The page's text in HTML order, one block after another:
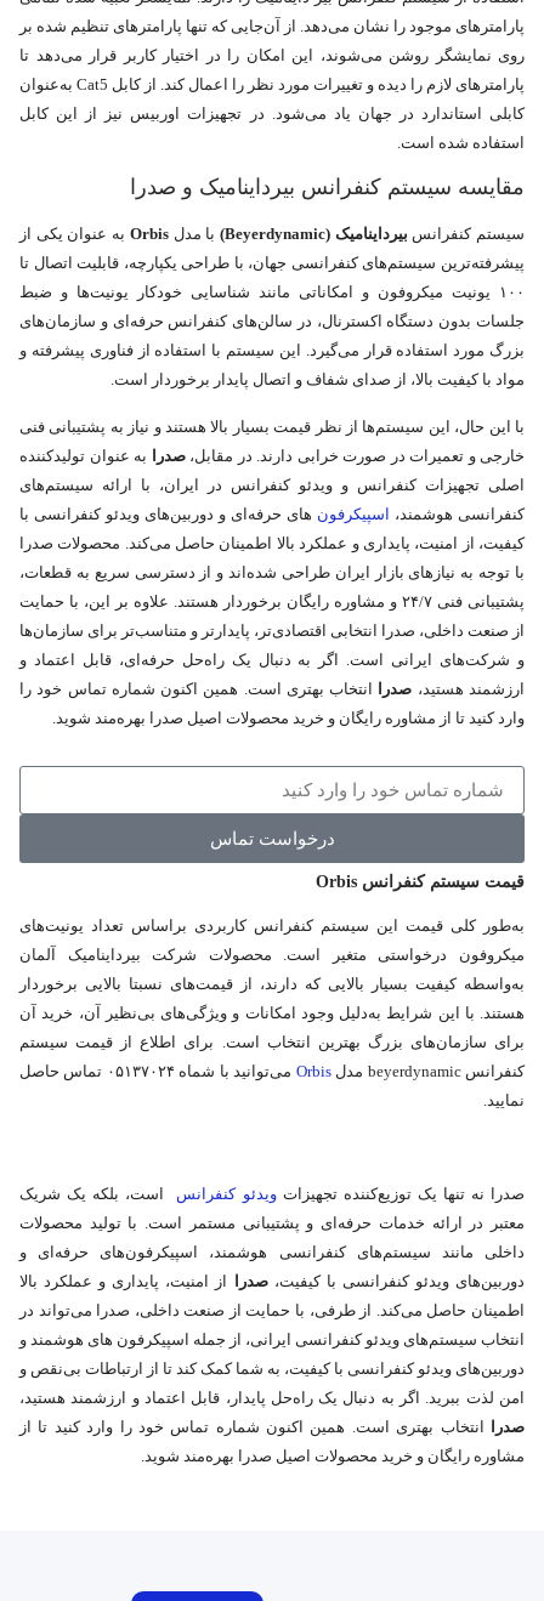
پارامترهای موجود را نشان می‌دهد. از آن‌جایی که تنها پارامترهای تنظیم شده بر
روی نمایشگر روشن می‌شوند، این امکان را در اختیار کاربر قرار می‌دهد تا
پارامترهای لازم را دیده و تغییرات مورد نظر را اعمال کند. از کابل Cat5 به‌عنوان
کابلی استاندارد در جهان یاد می‌شود. در تجهیزات اوربیس نیز از این کابل
استفاده شده است.
مقایسه سیستم کنفرانس بیرداینامیک و صدرا
سیستم کنفرانس بیرداینامیک (Beyerdynamic) با مدلOrbis به عنوان یکی از
پیشرفته‌ترین سیستم‌های کنفرانسی جهان، با طراحی یکپارچه، قابلیت اتصال تا
۱۰۰ یونیت میکروفون و امکاناتی مانند شناسایی خودکار یونیت‌ها و ضبط
جلسات بدون دستگاه اکسترنال، در سالن‌های کنفرانس حرفه‌ای و سازمان‌های
بزرگ مورد استفاده قرار می‌گیرد. این سیستم با استفاده از فناوری پیشرفته و
مواد با کیفیت بالا، از صدای شفاف و اتصال پایدار برخوردار است.
با این حال، این سیستم‌ها از نظر قیمت بسیار بالا هستند و نیاز به پشتیبانی فنی
خارجی و تعمیرات در صورت خرابی دارند. در مقابل،صدرا
به عنوان تولیدکننده
اصلی تجهیزات کنفرانس و ویدئو کنفرانس در ایران، با ارائه سیستم‌های
کنفرانسی هوشمند،
اسپیکرفون‌ های حرفه‌ای و دوربین‌های ویدئو کنفرانسی با
کیفیت، از امنیت، پایداری و عملکرد بالا اطمینان حاصل می‌کند. محصولات صدرا
با توجه به نیازهای بازار ایران طراحی شده‌اند و از دسترسی سریع به قطعات،
پشتیبانی فنی ۲۴/۷ و مشاوره رایگان برخوردار هستند. علاوه بر این، با حمایت
از صنعت داخلی، صدرا انتخابی اقتصادی‌تر، پایدارتر و متناسب‌تر برای سازمان‌ها
و شرکت‌های ایرانی است. اگر به دنبال یک راه‌حل حرفه‌ای، قابل اعتماد و
ارزشمند هستید، صدرا
انتخاب بهتری است. همین اکنون شماره تماس خود را
وارد کنید تا از مشاوره رایگان و خرید محصولات اصیل صدرا بهره‌مند شوید.
درخواست تماس
قیمت سیستم کنفرانس
به‌طور کلی قیمت این سیستم کنفرانس کاربردی براساس تعداد یونیت‌های
میکروفون درخواستی متغیر است. محصولات شرکت بیرداینامیک آلمان
به‌واسطه کیفیت بسیار بالایی که دارند، از قیمت‌های نسبتا بالایی برخوردار
هستند. با این شرایط به‌دلیل وجود امکانات و ویژگی‌های بی‌نظیر آن، خرید آن
برای سازمان‌های بزرگ بهترین انتخاب است. برای اطلاع از قیمت سیستم
کنفرانس beyerdynamic مدل
Orbis
می‌توانید با شماه ۰۵۱۳۷۰۲۴ تماس حاصل
نمایید.
صدرا نه تنها یک توزیع‌کننده تجهیزاتویدئو کنفرانس است، بلکه یک شریک
معتبر در ارائه خدمات حرفه‌ای و پشتیبانی مستمر است. با تولید محصولات
داخلی مانند سیستم‌های کنفرانسی هوشمند، اسپیکرفون‌های حرفه‌ای و
دوربین‌های ویدئو کنفرانسی با کیفیت،صدرا
از امنیت، پایداری و عملکرد بالا
اطمینان حاصل می‌کند. از طرفی، با حمایت از صنعت داخلی، صدرا می‌تواند در
انتخاب سیستم‌های ویدئو کنفرانسی ایرانی، از جمله اسپیکرفون‌ های هوشمند و
دوربین‌های ویدئو کنفرانسی با کیفیت، به شما کمک کند تا از ارتباطات بی‌نقص و
امن لذت ببرید. اگر به دنبال یک راه‌حل پایدار، قابل اعتماد و ارزشمند هستید،
صدرا
انتخاب بهتری است. همین اکنون شماره تماس خود را وارد کنید تا از
مشاوره رایگان و خرید محصولات اصیل صدرا بهره‌مند شوید.